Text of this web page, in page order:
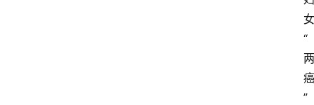
女
“
两
癌
”